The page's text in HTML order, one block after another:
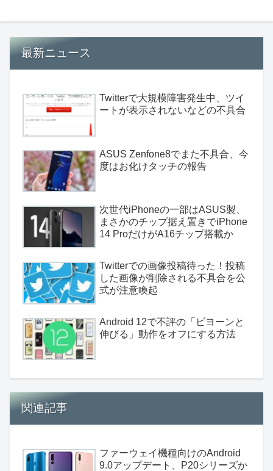
最新ニュース
Twitterで大規模障害発生中、ツイ
ートが表示されないなどの不具合
ASUS Zenfone8でまた不具合、今
度はお化けタッチの報告
次世代iPhoneの一部はASUS製、
まさかのチップ据え置きでiPhone
14 ProだけがA16チップ搭載か
Twitterでの画像投稿待った！投稿
した画像が削除される不具合を公
式が注意喚起
Android 12で不評の「ビヨーンと
伸びる」動作をオフにする方法
関連記事
ファーウェイ機種向けのAndroid
9.0アップデート、P20シリーズか